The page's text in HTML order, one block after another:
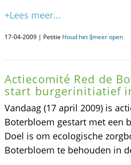
+Lees meer...
17-04-2009 | Petitie Houd het IJmeer open
Actiecomité Red de
start burgerinitiatief
Vandaag (17 april 2009) is
Boterbloem gestart met een
Doel is om ecologische
Boterbloem te behouden in